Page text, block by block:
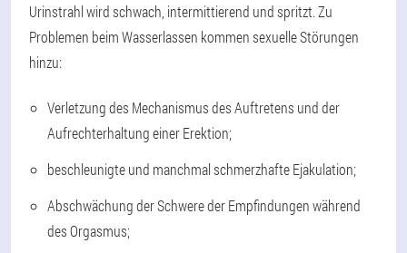
Urinstrahl wird schwach, intermittierend und spritzt. Zu
Problemen beim Wasserlassen kommen sexuelle Störungen
hinzu:
Verletzung des Mechanismus des Auftretens und der
Aufrechterhaltung einer Erektion;
beschleunigte und manchmal schmerzhafte Ejakulation;
Abschwächung der Schwere der Empfindungen während
des Orgasmus;